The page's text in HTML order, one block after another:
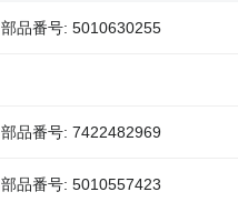
部品番号: 5010630255
部品番号: 7422482969
部品番号: 5010557423